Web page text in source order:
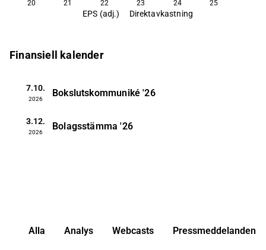
20
21 22 23 24 25
EPS (adj.) Direktavkastning
Finansiell kalender
7.10.
2026
Bokslutskommuniké '26
3.12.
2026
Bolagsstämma '26
Alla Analys Webcasts Pressmeddelanden